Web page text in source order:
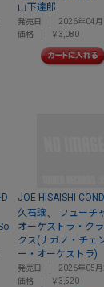
山下達郎
発売日
2026年04月
価格
￥3,080
JOE HISAISHI
久石譲、
フューチ
オーケストラ・ク
クス(ナガノ・チェ
ー・オーケストラ)
発売日
2026年05月
価格
￥3,520